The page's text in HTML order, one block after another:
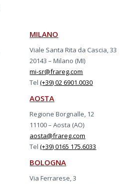
MILANO
Viale Santa Rita da Cascia, 33
20143 – Milano (MI)
mi-sr@frareg.com
Tel(+39) 02 6901.0030
AOSTA
Regione Borgnalle, 12
11100 – Aosta (AO)
aosta@frareg.com
Tel(+39) 0165 175.6033
BOLOGNA
Via Ferrarese, 3